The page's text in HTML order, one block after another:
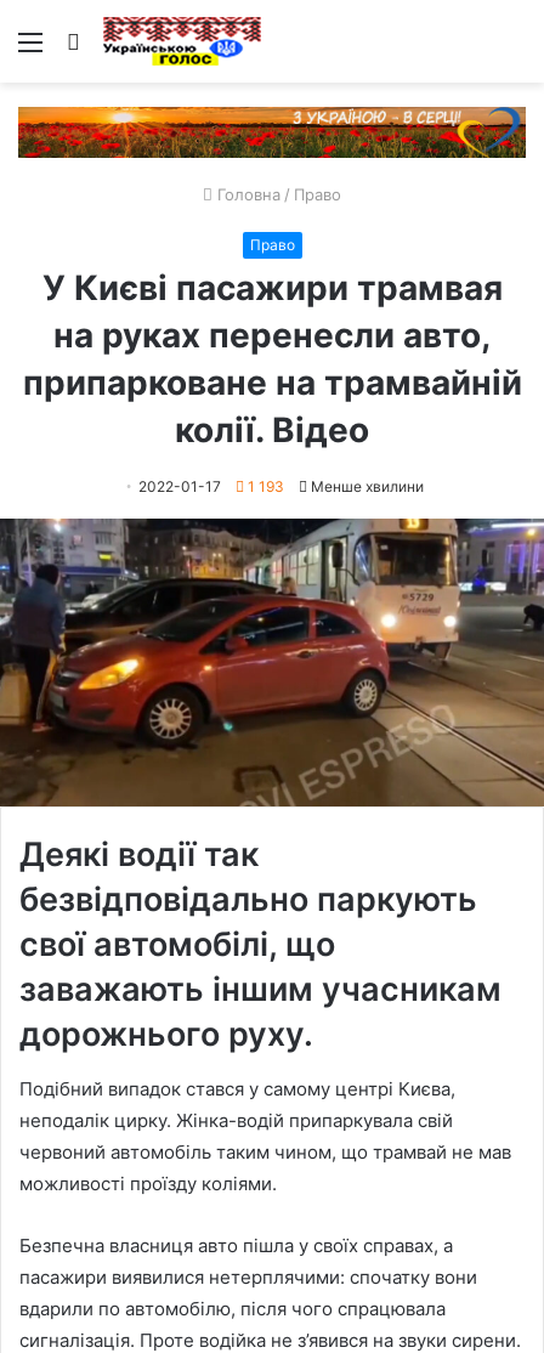
Меню Пошук
Головна / Право
Право
У Києві пасажири трамвая
на руках перенесли авто,
припарковане на трамвайній
колії. Відео
2022-01-17 1 193 Менше хвилини
Деякі водії так
безвідповідально паркують
свої автомобілі, що
заважають іншим учасникам
дорожнього руху.
Подібний випадок стався у самому центрі Києва,
неподалік цирку. Жінка-водій припаркувала свій
червоний автомобіль таким чином, що трамвай не мав
можливості проїзду коліями.
Безпечна власниця авто пішла у своїх справах, а
пасажири виявилися нетерплячими: спочатку вони
вдарили по автомобілю, після чого спрацювала
сигналізація. Проте водійка не з’явився на звуки сирени.